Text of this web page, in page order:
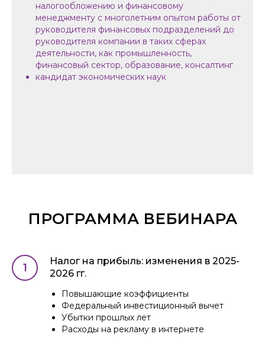
налогообложению и финансовому
менеджменту с многолетним опытом работы от
руководителя финансовых подразделений до
руководителя компании в таких сферах
деятельности, как промышленность,
финансовый сектор, образование, консалтинг
кандидат экономических наук
ПРОГРАММА ВЕБИНАРА
Налог на прибыль: изменения в 2025-
2026 гг.
Повышающие коэффициенты
Федеральный инвестиционный вычет
Убытки прошлых лет
Расходы на рекламу в интернете